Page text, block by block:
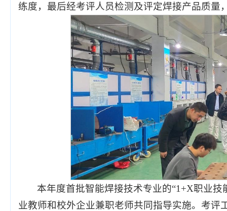
练度，最后经考评人员检测及评定焊接产品质
本年度首批智能焊接技术专业的“1+X职业
业教师和校外企业兼职老师共同指导实施。考